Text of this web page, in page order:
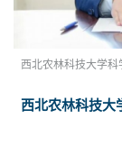
西北农林科技大学
西北农林科技大